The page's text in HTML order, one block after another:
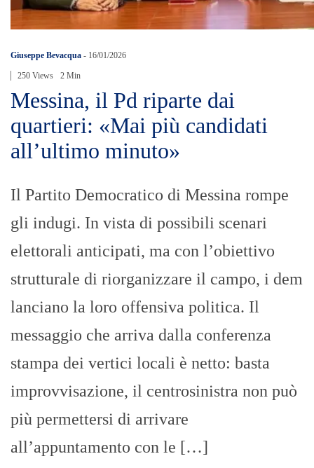
Giuseppe Bevacqua - 16/01/2026
250 Views 2 Min
Messina, il Pd riparte dai
quartieri: «Mai più candidati
all’ultimo minuto»
Il Partito Democratico di Messina rompe
gli indugi. In vista di possibili scenari
elettorali anticipati, ma con l’obiettivo
strutturale di riorganizzare il campo, i dem
lanciano la loro offensiva politica. Il
messaggio che arriva dalla conferenza
stampa dei vertici locali è netto: basta
improvvisazione, il centrosinistra non può
più permettersi di arrivare
all’appuntamento con le […]